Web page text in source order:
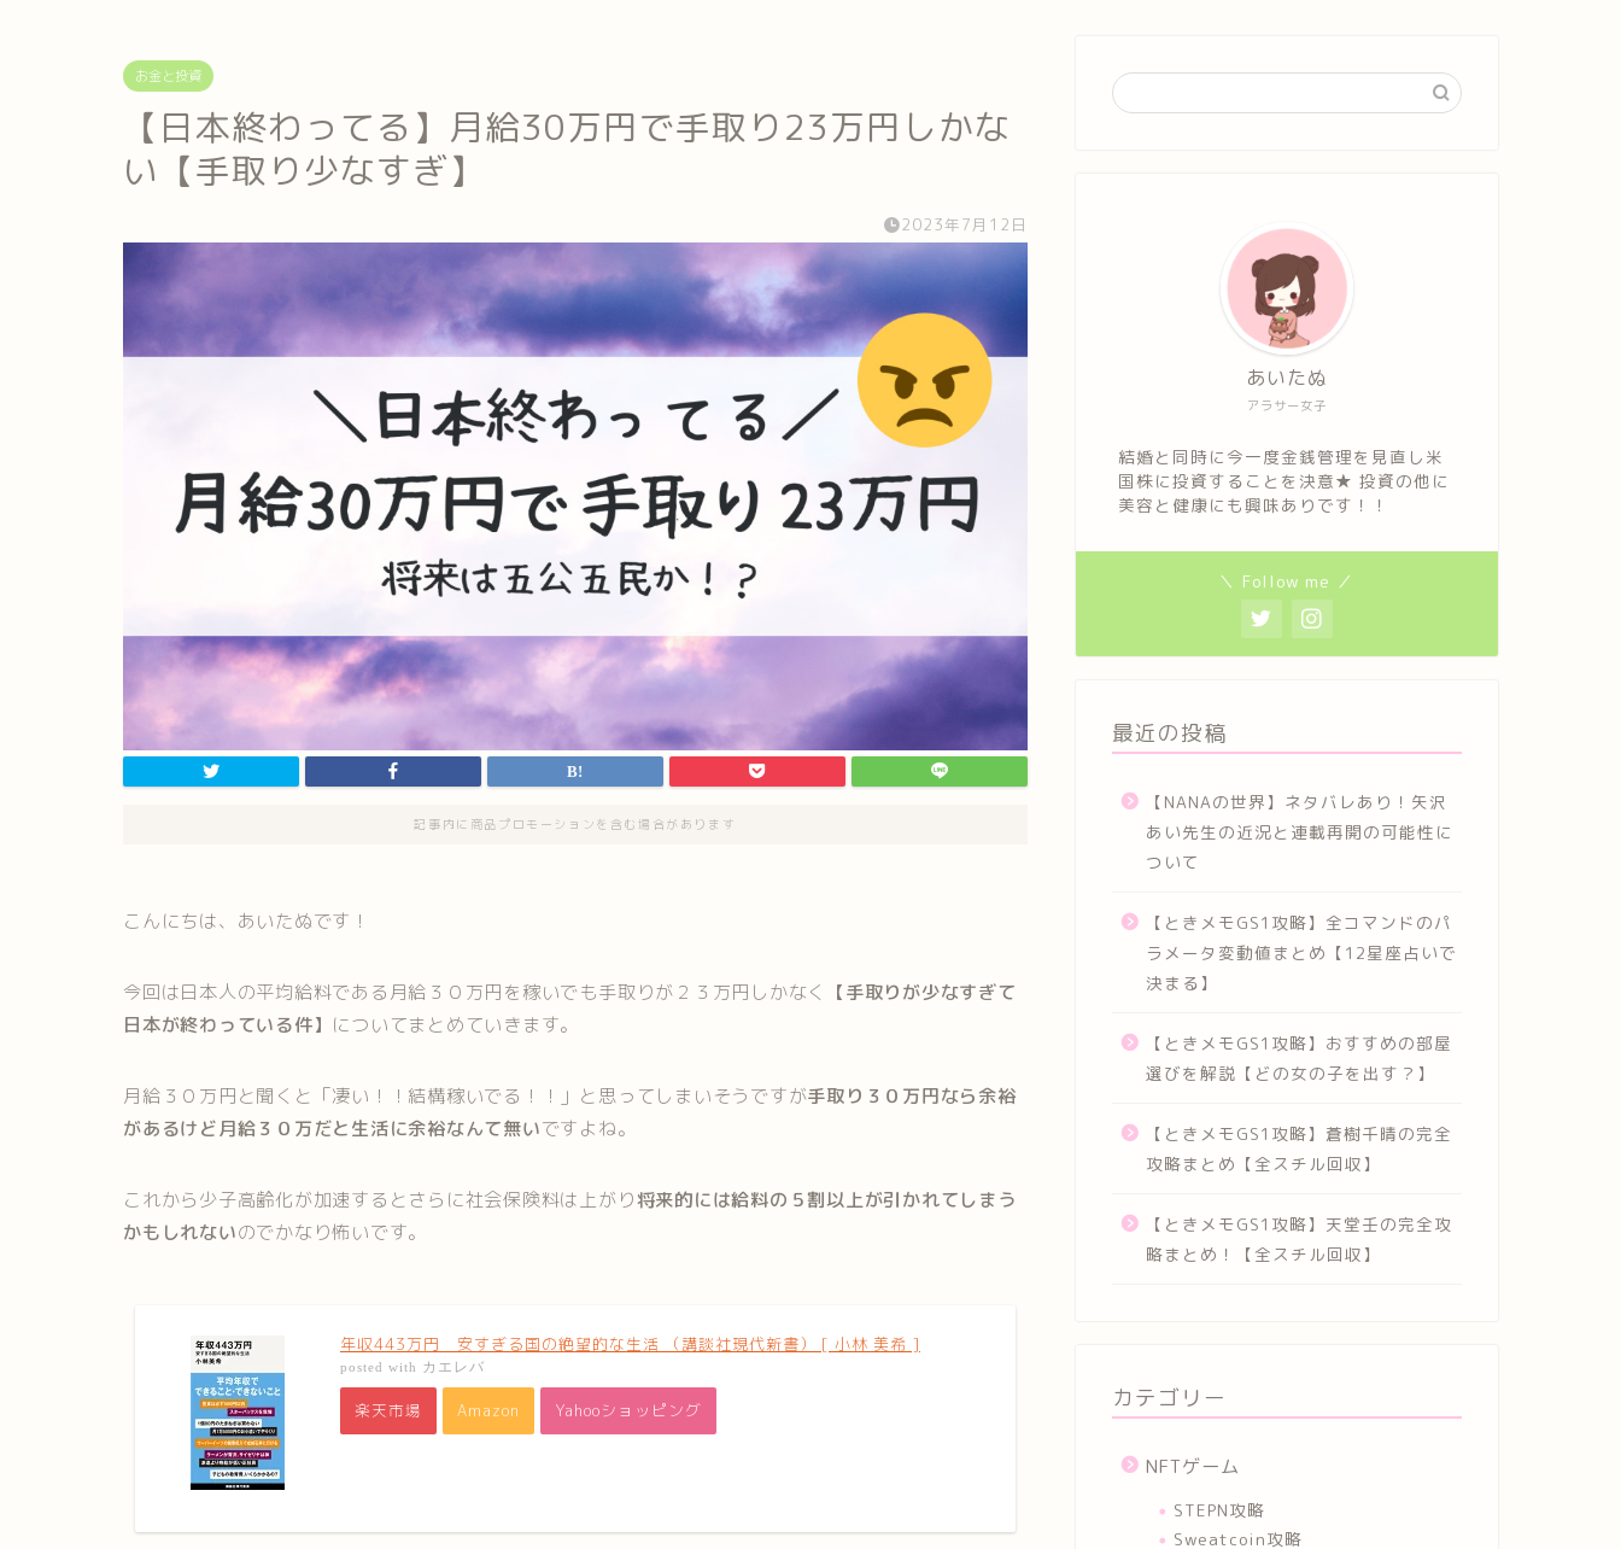
お金と投資
【日本終わってる】月給30万円で手取り23万円しかな
い【手取り少なすぎ】
2023年7月12日
記事内に商品プロモーションを含む場合があります
こんにちは、あいたぬです！
今回は日本人の平均給料である月給３０万円を稼いでも手取りが２３万円しかなく
【手取りが少なすぎて
日本が終わっている件】 についてまとめていきます。
月給３０万円と聞くと「凄い！！結構稼いでる！！」と思ってしまいそうですが手取り３０万円なら余裕
があるけど月給３０万だと生活に余裕なんて無いですよね。
これから少子高齢化が加速するとさらに社会保険料は上がり将来的には給料の５割以上が引かれてしまう
かもしれないのでかなり怖いです。
年収443万円 安すぎる国の絶望的な生活 （講談社現代新書） [ 小林 美希 ]
posted with カエレバ
楽天市場 Amazon Yahooショッピング
アラサー女子
あいたぬ
結婚と同時に今一度金銭管理を見直し米
国株に投資することを決意★ 投資の他に
美容と健康にも興味ありです！！
＼ Follow me ／
最近の投稿
【NANAの世界】ネタバレあり！矢沢
あい先生の近況と連載再開の可能性に
ついて
【ときメモGS1攻略】全コマンドのパ
ラメータ変動値まとめ【12星座占いで
決まる】
【ときメモGS1攻略】おすすめの部屋
選びを解説【どの女の子を出す？】
【ときメモGS1攻略】蒼樹千晴の完全
攻略まとめ【全スチル回収】
【ときメモGS1攻略】天堂壬の完全攻
略まとめ！【全スチル回収】
カテゴリー
NFTゲーム
STEPN攻略
Sweatcoin攻略